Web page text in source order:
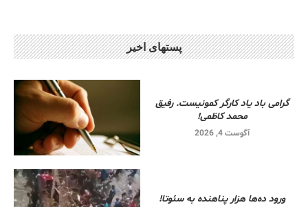
پستهای اخیر
گرامی باد یاد کارگر کمونیست. رفیق
محمد کاظمی!
آگوست 4, 2026
ورود ده‌ها هزار پناهنده به سئوتا!